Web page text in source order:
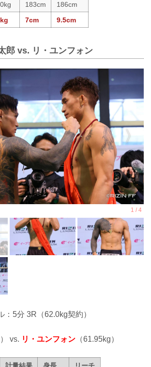
183cm
186cm
7cm 9.5cm
郎 vs. リ・ユンフォン
：5分 3R（62.0kg契約）
vs. リ・ユンフォン （61.95kg）